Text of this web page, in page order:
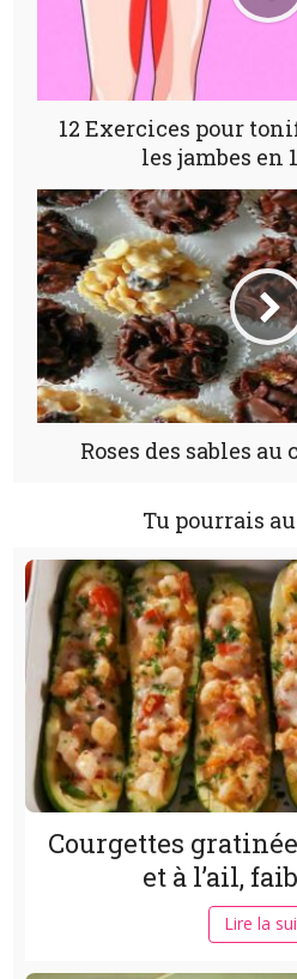
12 Exercices pour
les jambes en
Roses des sables
Tu pourrais
Courgettes
et à l’ail,
Lire la